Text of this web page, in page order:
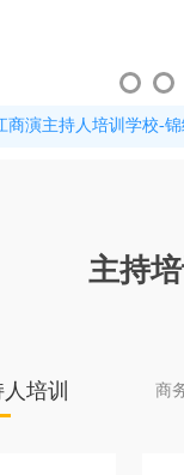
商演主持人培训学校-
主持
培训 商